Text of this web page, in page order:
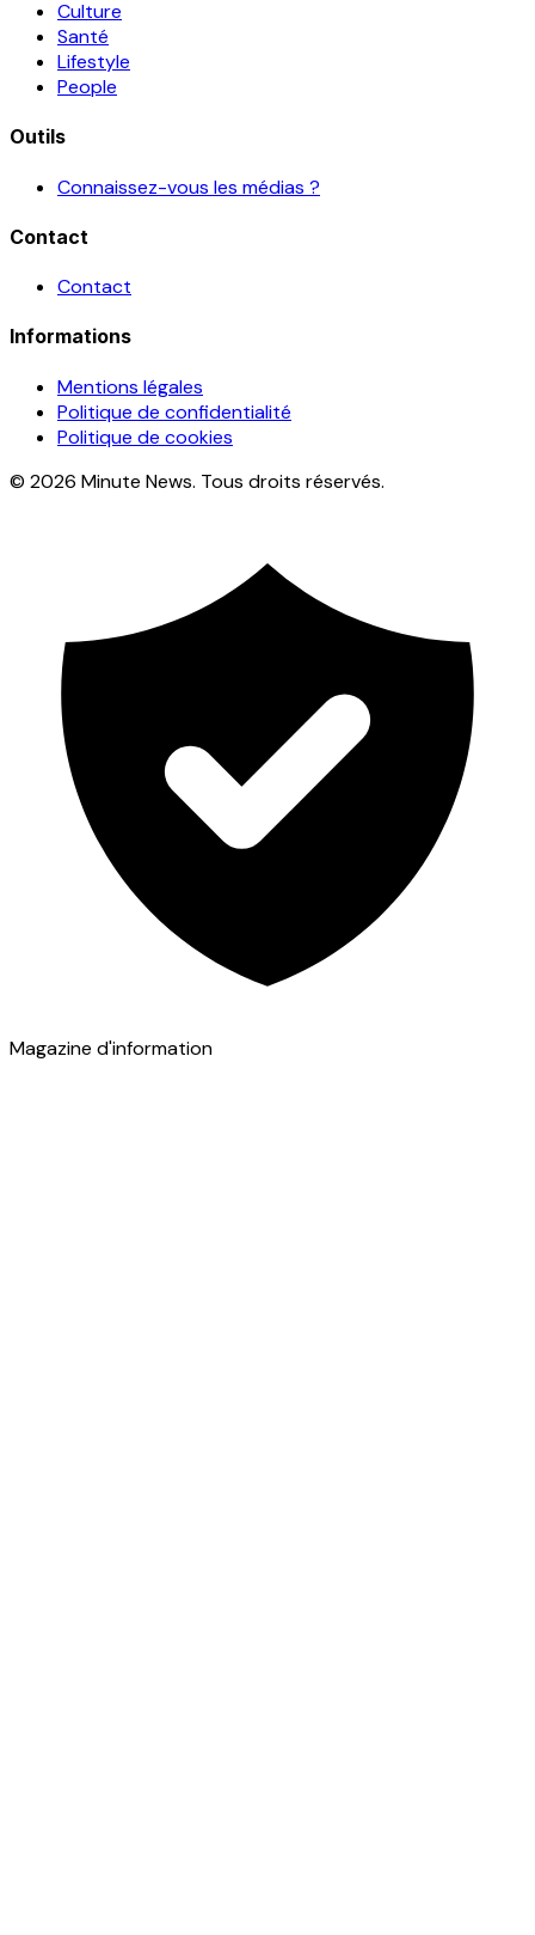
Culture
Santé
Lifestyle
People
Outils
Connaissez-vous les médias ?
Contact
Contact
Informations
Mentions légales
Politique de confidentialité
Politique de cookies
© 2026 Minute News. Tous droits réservés.
Magazine d'information